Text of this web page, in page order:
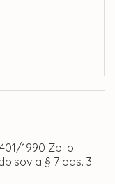
1990 Zb. o
a § 7 ods. 3